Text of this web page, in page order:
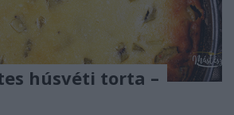
húsvéti torta –